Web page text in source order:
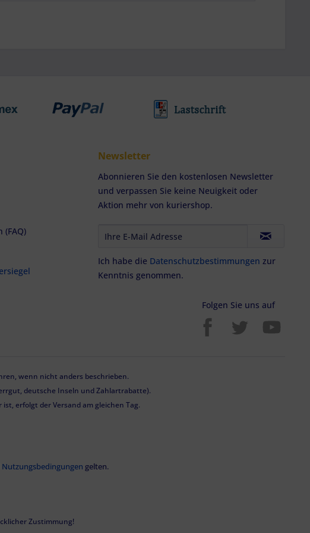
(FAQ)
Newsletter
Abonnieren Sie den kostenlosen Newsletter
und verpassen Sie keine Neuigkeit oder
Aktion mehr von kuriershop.
Ich habe die Datenschutzbestimmungen zur
Kenntnis genommen.
Folgen Sie uns auf
wenn nicht anders beschrieben.
deutsche Inseln und Zahlartrabatte).
erfolgt der Versand am gleichen Tag.
Nutzungsbedingungen gelten.
Zustimmung!